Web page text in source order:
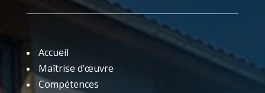
Accueil
Maîtrise d’œuvre
Compétences